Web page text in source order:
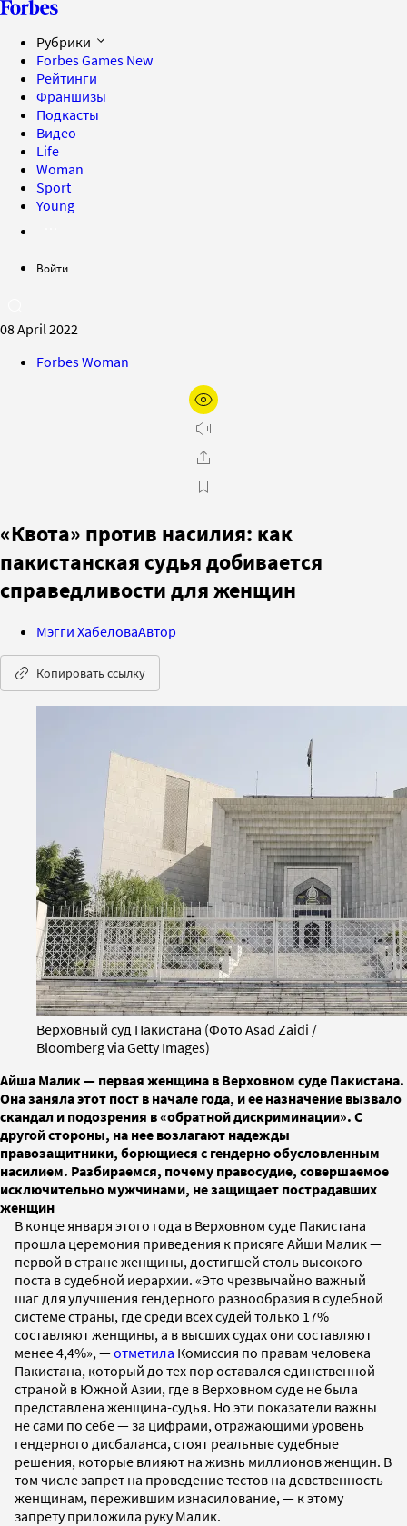
Рубрики
Forbes Games New
Рейтинги
Франшизы
Подкасты
Видео
Life
Woman
Sport
Young
Войти
08 April 2022
Forbes Woman
«Квота» против насилия: как
пакистанская судья добивается
справедливости для женщин
Мэгги ХабеловаАвтор
Копировать ссылку
Верховный суд Пакистана (Фото Asad Zaidi /
Bloomberg via Getty Images)
Айша Малик — первая женщина в Верховном суде Пакистана.
Она заняла этот пост в начале года, и ее назначение вызвало
скандал и подозрения в «обратной дискриминации». С
другой стороны, на нее возлагают надежды
правозащитники, борющиеся с гендерно обусловленным
насилием. Разбираемся, почему правосудие, совершаемое
исключительно мужчинами, не защищает пострадавших
женщин
В конце января этого года в Верховном суде Пакистана
прошла церемония приведения к присяге Айши Малик —
первой в стране женщины, достигшей столь высокого
поста в судебной иерархии. «Это чрезвычайно важный
шаг для улучшения гендерного разнообразия в судебной
системе страны, где среди всех судей только 17%
составляют женщины, а в высших судах они составляют
менее 4,4%», —отметила Комиссия по правам человека
Пакистана, который до тех пор оставался единственной
страной в Южной Азии, где в Верховном суде не была
представлена женщина-судья. Но эти показатели важны
не сами по себе — за цифрами, отражающими уровень
гендерного дисбаланса, стоят реальные судебные
решения, которые влияют на жизнь миллионов женщин. В
том числе запрет на проведение тестов на девственность
женщинам, пережившим изнасилование, — к этому
запрету приложила руку Малик.